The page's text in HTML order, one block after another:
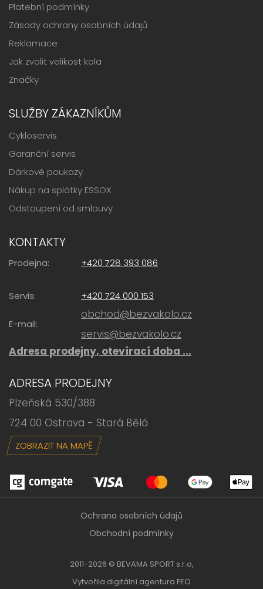
Platební podmínky
Zásady ochrany osobních údajů
Reklamace
Jak zvolit velikost kola
Značky
SLUŽBY ZÁKAZNÍKŮM
Cykloservis
Garanční servis
Dárkové poukazy
Nákup na splátky ESSOX
Odstoupení od smlouvy
KONTAKTY
Prodejna: +420 728 393 086
Servis: +420 724 000 153
E-mail:
obchod@bezvakolo.cz
servis@bezvakolo.cz
Adresa prodejny, otevírací doba ...
ADRESA PRODEJNY
Plzeňská 530/388
724 00 Ostrava - Stará Bělá
ZOBRAZIT NA MAPĚ
2011-2026 © BEVAMA SPORT s.r.o,
Ochrana osobních údajů
Obchodní podmínky
Vytvořila digitální agentura FEO